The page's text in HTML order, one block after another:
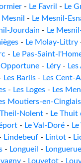
- Le Favril - Le
Mesnil - Le Mesnil-
Jourdain - Le
- Le Molay-Littry
- Le Pas-Saint-
Opportune - Léry -
Les Barils - Les Cent-
- Les Loges - Les
Moutiers-en-Cinglais
Theil-Nolent - Le Thuit
- Le Val-Doré -
Lindebeuf - Lintot -
- Longueil - Longuerue
- Louvetot -